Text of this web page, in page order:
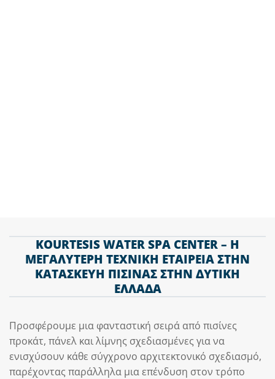
KOURTESIS WATER SPA CENTER – Η
ΜΕΓΑΛΥΤΕΡΗ ΤΕΧΝΙΚΗ ΕΤΑΙΡΕΙΑ ΣΤΗΝ
ΚΑΤΑΣΚΕΥΗ ΠΙΣΙΝΑΣ ΣΤΗΝ ΔΥΤΙΚΗ
ΕΛΛΑΔΑ
Προσφέρουμε μια φανταστική σειρά από πισίνες
προκάτ, πάνελ και λίμνης σχεδιασμένες για να
ενισχύσουν κάθε σύγχρονο αρχιτεκτονικό σχεδιασμό,
παρέχοντας παράλληλα μια επένδυση στον τρόπο